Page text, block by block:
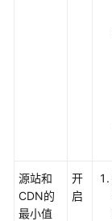
源站和
CDN的
最小值
开
启